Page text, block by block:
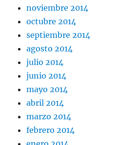
noviembre 2014
octubre 2014
septiembre 2014
agosto 2014
julio 2014
junio 2014
mayo 2014
abril 2014
marzo 2014
febrero 2014